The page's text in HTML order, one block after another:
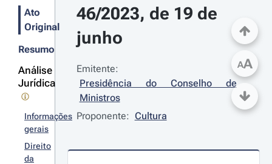
Ato
Original
Resumo
Análise
Jurídica
Informações
gerais
Direito
da
46/2023, de 19 de
junho
Emitente:
Presidência do Conselho de
Ministros
Proponente: Cultura
AA